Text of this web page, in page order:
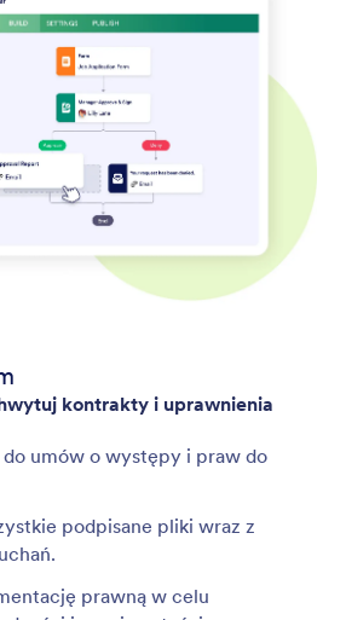
kontrakty i uprawnienia
umów o występy i praw do
podpisane pliki wraz z
prawną w celu